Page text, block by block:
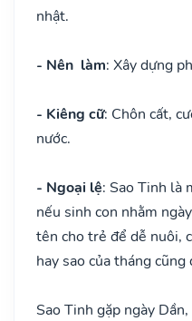
nhật.
- Nên làm: Xây dựng
- Kiêng cữ: Chôn cất,
nước.
- Ngoại lệ: Sao Tinh là
nếu sinh con nhằm
tên cho trẻ để dễ nuôi,
hay sao của tháng cũng
Sao Tinh gặp ngày